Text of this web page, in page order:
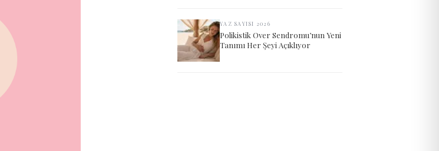
YAZ SAYISI 2026
Polikistik Over Sendromu’nun Yeni
Tanımı Her Şeyi Açıklıyor